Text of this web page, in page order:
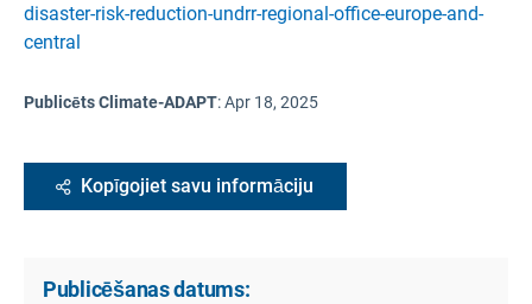
disaster-risk-reduction-undrr-regional-office-europe-and-
central
Publicēts Climate-ADAPT:Apr 18, 2025
Kopīgojiet savu informāciju
Publicēšanas datums: